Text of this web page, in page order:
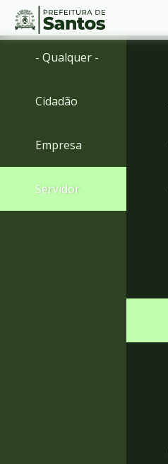
Ir
menu
para
Conteúdo
- Qualquer -
Cidadão
Empresa
Servidor